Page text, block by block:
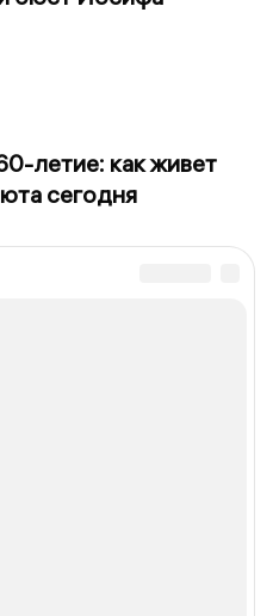
летие: как живет
сегодня